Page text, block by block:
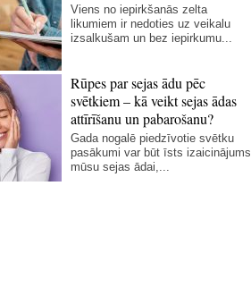
Viens no iepirkšanās zelta
likumiem ir nedoties uz veikalu
izsalkušam un bez iepirkumu...
Rūpes par sejas ādu pēc
svētkiem – kā veikt sejas ādas
attīrīšanu un pabarošanu?
Gada nogalē piedzīvotie svētku
pasākumi var būt īsts izaicinājums
mūsu sejas ādai,...